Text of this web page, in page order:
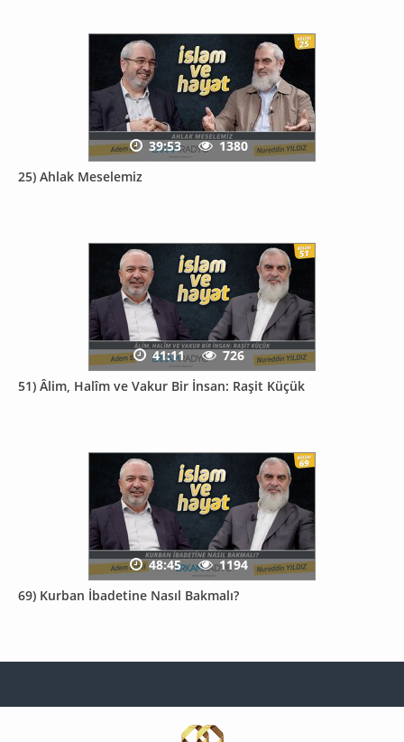
25) Ahlak Meselemiz
39:53 1380
51) Âlim, Halîm ve Vakur Bir İnsan: Raşit Küçük
41:11 726
69) Kurban İbadetine Nasıl Bakmalı?
48:45 1194